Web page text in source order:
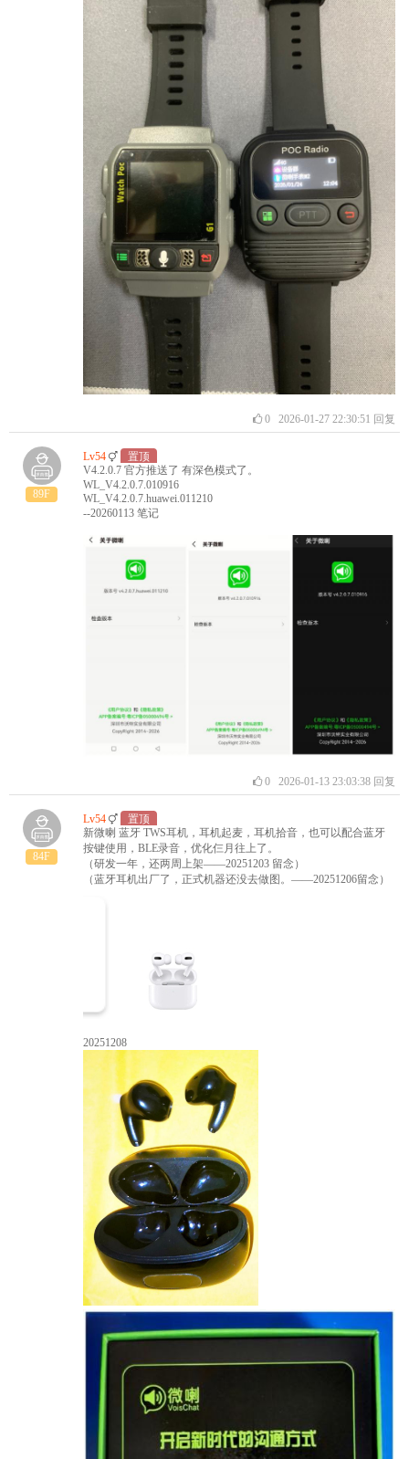
02026-01-27 22:30:51 回复
89F
Lv54
置顶
V4.2.0.7 官方推送了 有深色模式了。
WL_V4.2.0.7.010916
WL_V4.2.0.7.huawei.011210
--20260113 笔记
02026-01-13 23:03:38 回复
84F
Lv54
置顶
新微喇 蓝牙 TWS耳机，耳机起麦，耳机拾音，也可以配合蓝牙
按键使用，BLE录音，优化仨月往上了。
（研发一年，还两周上架——20251203 留念）
（蓝牙耳机出厂了，正式机器还没去做图。——20251206留念）
20251208